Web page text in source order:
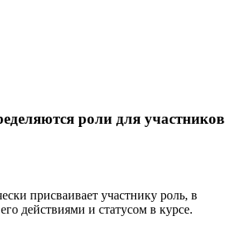
роли для участников
присваивает участнику роль, в
действиями и статусом в курсе.